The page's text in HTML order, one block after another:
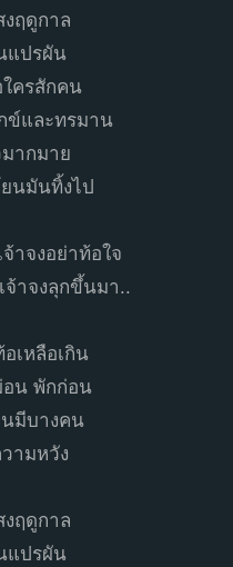
ฤดูกาล
แปรผัน
ใครสักคน
ข์และทรมาน
มากมาย
นมันทิ้งไป
าจงอย่าท้อใจ
จ้าจงลุกขึ้นมา..
เหลือเกิน
น พักก่อน
มีบางคน
ามหวัง
ฤดูกาล
แปรผัน